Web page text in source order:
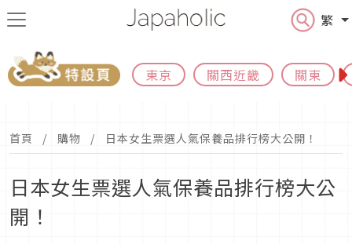
繁
東京 關西近畿 關東
首頁 購物 日本女生票選人氣保養品排行榜大公開！
日本女生票選人氣保養品排行榜大公
開！